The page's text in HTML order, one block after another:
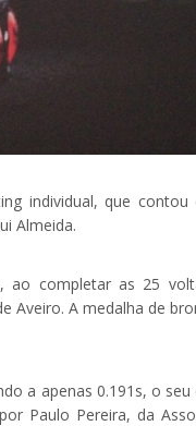
individual, que contou
Almeida.
ao completar as 25
Aveiro. A medalha de
a apenas 0.191s, o seu
Paulo Pereira, da